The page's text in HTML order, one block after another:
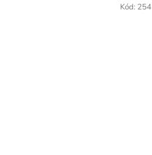
Kód: 254